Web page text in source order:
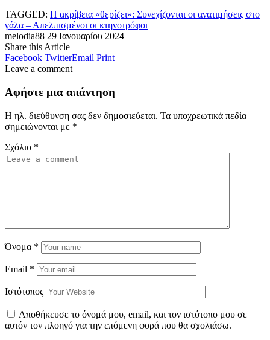
TAGGED: Η ακρίβεια «θερίζει»: Συνεχίζονται οι ανατιμήσεις στο
γάλα – Απελπισμένοι οι κτηνοτρόφοι
melodia88 29 Ιανουαρίου 2024
Share this Article
Facebook TwitterEmail Print
Leave a comment
Αφήστε μια απάντηση
Η ηλ. διεύθυνση σας δεν δημοσιεύεται. Τα υποχρεωτικά πεδία
σημειώνονται με *
Σχόλιο *
Όνομα *
Email *
Ιστότοπος
Αποθήκευσε το όνομά μου, email, και τον ιστότοπο μου σε
αυτόν τον πλοηγό για την επόμενη φορά που θα σχολιάσω.